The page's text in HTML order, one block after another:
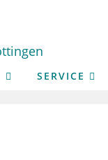
SERVICE